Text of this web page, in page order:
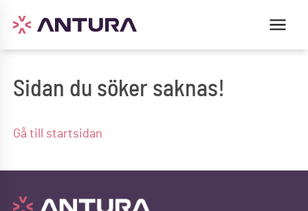
Sidan du söker saknas!
Gå till startsidan